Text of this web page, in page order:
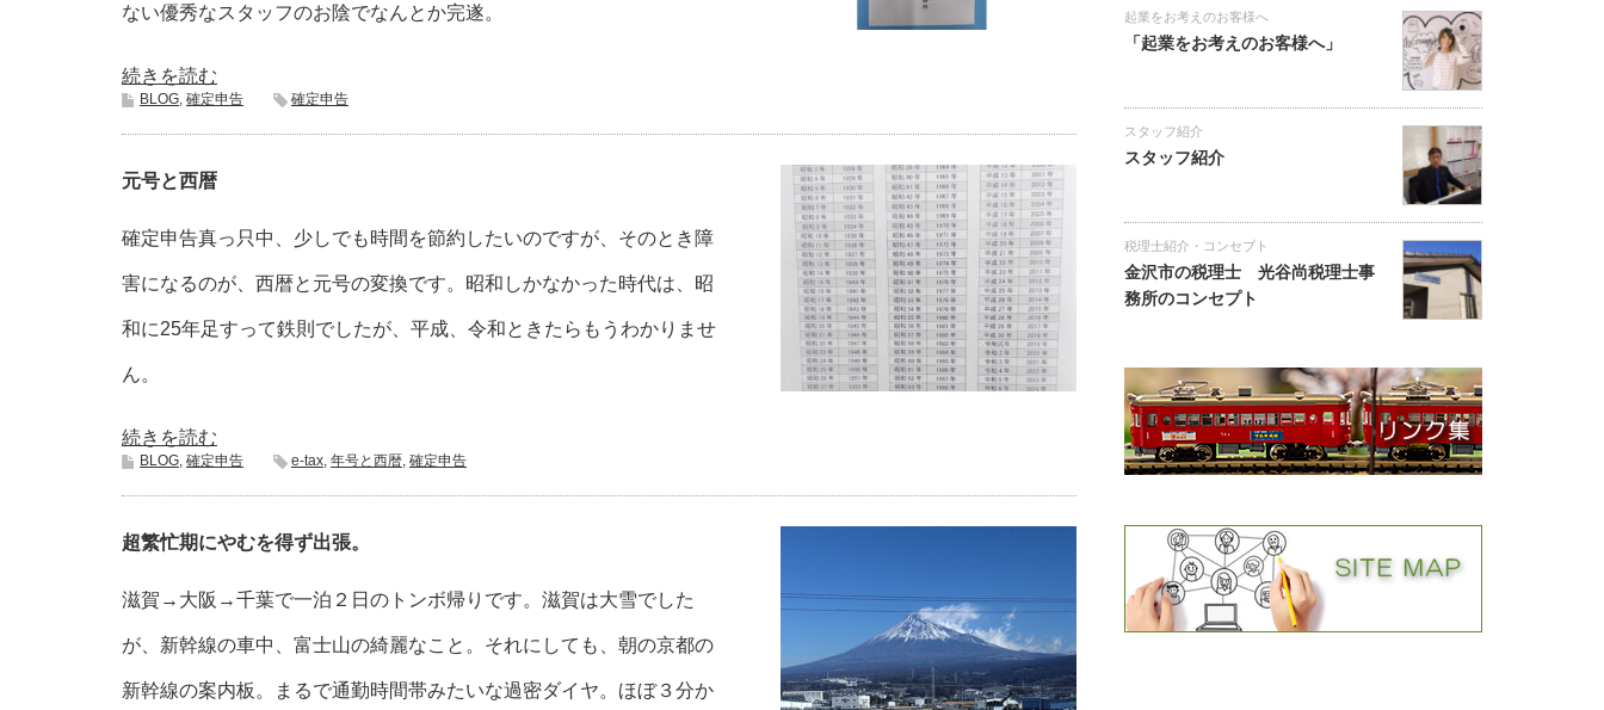
ない優秀なスタッフのお陰でなんとか完遂。
続きを読む
BLOG, 確定申告 確定申告
元号と西暦
確定申告真っ只中、少しでも時間を節約したいのですが、そのとき障
害になるのが、西暦と元号の変換です。昭和しかなかった時代は、昭
和に25年足すって鉄則でしたが、平成、令和ときたらもうわかりませ
ん。
続きを読む
BLOG, 確定申告 e-tax, 年号と西暦, 確定申告
超繁忙期にやむを得ず出張。
滋賀→大阪→千葉で一泊２日のトンボ帰りです。滋賀は大雪でした
が、新幹線の車中、富士山の綺麗なこと。それにしても、朝の京都の
新幹線の案内板。まるで通勤時間帯みたいな過密ダイヤ。ほぼ３分か
起業をお考えのお客様へ
「起業をお考えのお客様へ」
スタッフ紹介
スタッフ紹介
税理士紹介・コンセプト
金沢市の税理士 光谷尚税理士事
務所のコンセプト